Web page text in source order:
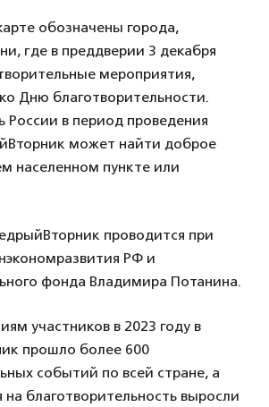
обозначены города,
где в преддверии 3 декабря
мероприятия,
Дню благотворительности.
в период проведения
может найти доброе
населенном пункте или
проводится при
РФ и
фонда Владимира Потанина.
участников в 2023 году в
прошло более 600
событий по всей стране, а
благотворительность выросли